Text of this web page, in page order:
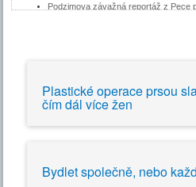
Podzimova závažná reportáž z Pece
Podzim chodící30.11.2005
Namakaná lýtka ženy vzrušují!
Plastické operace prsou
čím dál více žen
Bydlet společně, nebo